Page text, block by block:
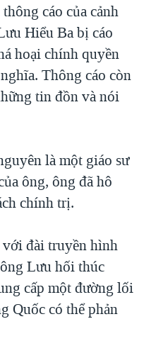
cáo của cảnh
Hiểu Ba bị cáo
hoại chính quyền
Thông cáo còn
tin đồn và nói
là một giáo sư
ông, ông đã hô
chính trị.
đài truyền hình
Lưu hối thúc
cấp một đường lối
Quốc có thể phản